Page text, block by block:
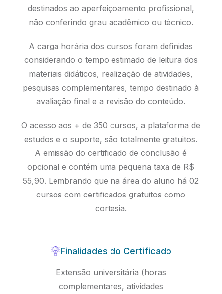
destinados ao aperfeiçoamento profissional,
não conferindo grau acadêmico ou técnico.
A carga horária dos cursos foram definidas
considerando o tempo estimado de leitura dos
materiais didáticos, realização de atividades,
pesquisas complementares, tempo destinado à
avaliação final e a revisão do conteúdo.
O acesso aos + de 350 cursos, a plataforma de
estudos e o suporte, são totalmente gratuitos.
A emissão do certificado de conclusão é
opcional e contém uma pequena taxa de R$
55,90. Lembrando que na área do aluno há 02
cursos com certificados gratuitos como
cortesia.
Finalidades do Certificado
Extensão universitária (horas
complementares, atividades